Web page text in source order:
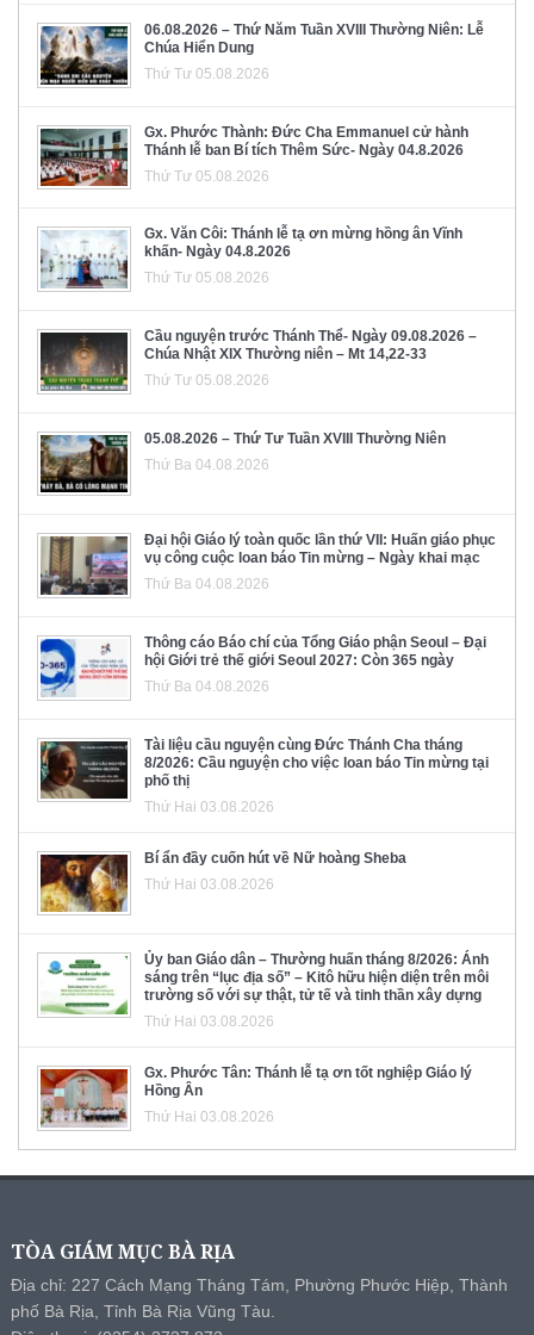
06.08.2026 – Thứ Năm Tuần XVIII Thường Niên: Lễ
Chúa Hiển Dung
Thứ Tư 05.08.2026
Gx. Phước Thành: Đức Cha Emmanuel cử hành
Thánh lễ ban Bí tích Thêm Sức- Ngày 04.8.2026
Thứ Tư 05.08.2026
Gx. Văn Côi: Thánh lễ tạ ơn mừng hồng ân Vĩnh
khấn- Ngày 04.8.2026
Thứ Tư 05.08.2026
Cầu nguyện trước Thánh Thể- Ngày 09.08.2026 –
Chúa Nhật XIX Thường niên – Mt 14,22-33
Thứ Tư 05.08.2026
05.08.2026 – Thứ Tư Tuần XVIII Thường Niên
Thứ Ba 04.08.2026
Đại hội Giáo lý toàn quốc lần thứ VII: Huấn giáo phục
vụ công cuộc loan báo Tin mừng – Ngày khai mạc
Thứ Ba 04.08.2026
Thông cáo Báo chí của Tổng Giáo phận Seoul – Đại
hội Giới trẻ thế giới Seoul 2027: Còn 365 ngày
Thứ Ba 04.08.2026
Tài liệu cầu nguyện cùng Đức Thánh Cha tháng
8/2026: Cầu nguyện cho việc loan báo Tin mừng tại
phố thị
Thứ Hai 03.08.2026
Bí ẩn đầy cuốn hút về Nữ hoàng Sheba
Thứ Hai 03.08.2026
Ủy ban Giáo dân – Thường huấn tháng 8/2026: Ánh
sáng trên “lục địa số” – Kitô hữu hiện diện trên môi
trường số với sự thật, tử tế và tinh thần xây dựng
Thứ Hai 03.08.2026
Gx. Phước Tân: Thánh lễ tạ ơn tốt nghiệp Giáo lý
Hồng Ân
Thứ Hai 03.08.2026
TÒA GIÁM MỤC BÀ RỊA
Địa chỉ: 227 Cách Mạng Tháng Tám, Phường Phước Hiệp, Thành
phố Bà Rịa, Tỉnh Bà Rịa Vũng Tàu.